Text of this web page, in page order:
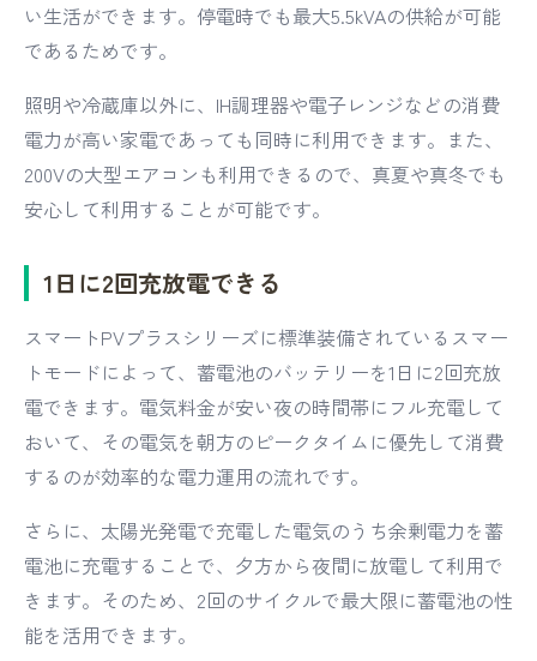
い生活ができます。停電時でも最大5.5kVAの供給が可能
であるためです。
照明や冷蔵庫以外に、IH調理器や電子レンジなどの消費
電力が高い家電であっても同時に利用できます。また、
200Vの大型エアコンも利用できるので、真夏や真冬でも
安心して利用することが可能です。
1日に2回充放電できる
スマートPVプラスシリーズに標準装備されているスマー
トモードによって、蓄電池のバッテリーを1日に2回充放
電できます。電気料金が安い夜の時間帯にフル充電して
おいて、その電気を朝方のピークタイムに優先して消費
するのが効率的な電力運用の流れです。
さらに、太陽光発電で充電した電気のうち余剰電力を蓄
電池に充電することで、夕方から夜間に放電して利用で
きます。そのため、2回のサイクルで最大限に蓄電池の性
能を活用できます。